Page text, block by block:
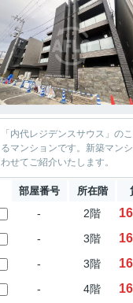
「内代レジデンスサウス」の
るマンションです。新築マン
わせてご紹介いたします。
部屋番号 所在階
- 2階
- 3階
- 3階
- 4階